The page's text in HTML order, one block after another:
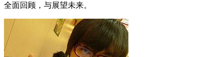
全面回顾，与展望未来。